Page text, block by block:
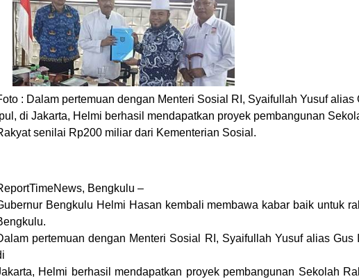
: Dalam pertemuan dengan Menteri Sosial RI, Syaifullah Yusuf alias
Ipul, di Jakarta, Helmi berhasil mendapatkan proyek pembangunan
senilai Rp200 miliar dari Kementerian Sosial.
Bengkulu –
Bengkulu Helmi Hasan kembali membawa kabar baik untuk
pertemuan dengan Menteri Sosial RI, Syaifullah Yusuf alias Gus
Helmi berhasil mendapatkan proyek pembangunan Sekolah